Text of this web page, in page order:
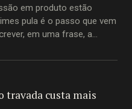
em produto estão
pula é o passo que vem
em uma frase, a
travada custa mais